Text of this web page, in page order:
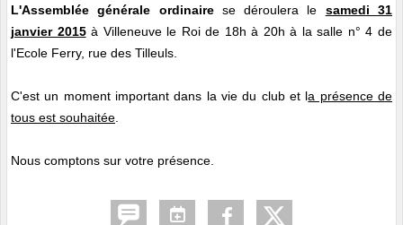
L'Assemblée générale ordinairese déroulera le samedi 31
janvier 2015à Villeneuve le Roi de 18h à 20h à la salle n° 4 de
l'Ecole Ferry, rue des Tilleuls.
C'est un moment important dans la vie du club et la présence de
tous est souhaitée
Nous comptons sur votre présence.